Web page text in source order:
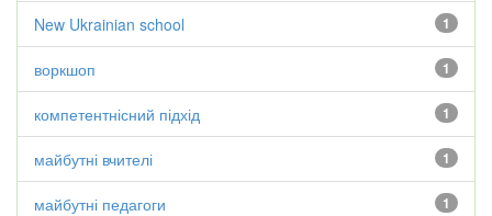
1
New Ukrainian school
1
воркшоп
1
компетентнісний підхід
1
майбутні вчителі
1
майбутні педагоги